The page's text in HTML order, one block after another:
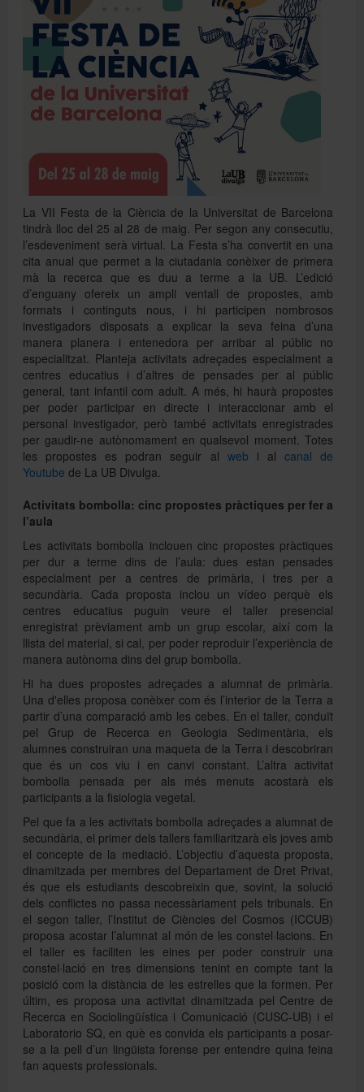
Directori
Español
English
La VII Festa de la Ciència de la Universitat de Barcelona
tindrà lloc del 25 al 28 de maig. Per segon any consecutiu,
l’esdeveniment serà virtual. La Festa s’ha convertit en una
cita anual que permet a la ciutadania conèixer de primera
mà la recerca que es duu a terme a la UB. L’edició
d’enguany ofereix un ampli ventall de propostes, amb
formats i continguts nous, i hi participen nombrosos
investigadors disposats a explicar la seva feina d’una
manera planera i entenedora per arribar al públic no
especialitzat. Planteja activitats adreçades especialment a
centres educatius i d’altres de pensades per al públic
general, tant infantil com adult. A més, hi haurà propostes
per poder participar en directe i interaccionar amb el
personal investigador, però també activitats enregistrades
per gaudir-ne autònomament en qualsevol moment. Totes
les propostes es podran seguir al web i al canal de
Youtube de La UB Divulga.
Activitats bombolla: cinc propostes pràctiques per fer a
l’aula
Les activitats bombolla inclouen cinc propostes pràctiques
per dur a terme dins de l’aula: dues estan pensades
especialment per a centres de primària, i tres per a
secundària. Cada proposta inclou un vídeo perquè els
centres educatius puguin veure el taller presencial
enregistrat prèviament amb un grup escolar, així com la
llista del material, si cal, per poder reproduir l’experiència de
manera autònoma dins del grup bombolla.
Hi ha dues propostes adreçades a alumnat de primària.
Una d'elles proposa conèixer com és l’interior de la Terra a
partir d’una comparació amb les cebes. En el taller, conduït
pel Grup de Recerca en Geologia Sedimentària, els
alumnes construiran una maqueta de la Terra i descobriran
que és un cos viu i en canvi constant. L’altra activitat
bombolla pensada per als més menuts acostarà els
participants a la fisiologia vegetal.
Pel que fa a les activitats bombolla adreçades a alumnat de
secundària, el primer dels tallers familiaritzarà els joves amb
el concepte de la mediació. L’objectiu d’aquesta proposta,
dinamitzada per membres del Departament de Dret Privat,
és que els estudiants descobreixin que, sovint, la solució
dels conflictes no passa necessàriament pels tribunals. En
el segon taller, l’Institut de Ciències del Cosmos (ICCUB)
proposa acostar l’alumnat al món de les constel·lacions. En
el taller es faciliten les eines per poder construir una
constel·lació en tres dimensions tenint en compte tant la
posició com la distància de les estrelles que la formen. Per
últim, es proposa una activitat dinamitzada pel Centre de
Recerca en Sociolingüística i Comunicació (CUSC-UB) i el
Laboratorio SQ, en què es convida els participants a posar-
se a la pell d’un lingüista forense per entendre quina feina
fan aquests professionals.